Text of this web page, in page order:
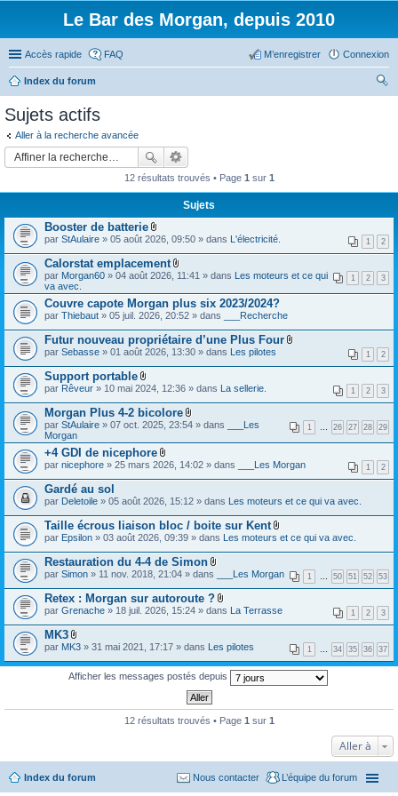
Le Bar des Morgan, depuis 2010
Accès rapide FAQ Connexion
M’enregistrer
Index du forum
Sujets actifs
Aller à la recherche avancée
12 résultats trouvés • Page 1 sur 1
Sujets
Booster de batterie
F
c
h
i
r
(
s
)
j
o
i
(
s
)
1 2
par StAulaire » 05 août 2026, 09:50 » dans L'électricité.
Calorstat emplacement
F
c
h
i
r
(
s
)
o
i
n
t
s
1 2 3
par Morgan60 » 04 août 2026, 11:41 » dans Les moteurs et ce qui
va avec.
Couvre capote Morgan plus six 2023/2024?
par Thiebaut » 05 juil. 2026, 20:52 » dans ___Recherche
Futur nouveau propriétaire d’une Plus Four
c
e
(
s
)
o
i
s
1 2
par Sebasse » 01 août 2026, 13:30 » dans Les pilotes
Support portable
F
c
h
i
r
(
s
)
o
i
n
t
s
)
1 2 3
par Rêveur » 10 mai 2024, 12:36 » dans La sellerie.
Morgan Plus 4-2 bicolore
F
c
i
(
s
)
o
i
n
t
s
)
1 26 27 28 29
par StAulaire » 07 oct. 2025, 23:54 » dans
___Les
Morgan
+4 GDI de nicephore
F
c
e
(
)
j
o
i
n
t
)
1 2
par nicephore » 25 mars 2026, 14:02 » dans ___Les Morgan
Gardé au sol
par Deletoile » 05 août 2026, 15:12 » dans Les moteurs et ce qui va avec.
Taille écrous liaison bloc / boite sur Kent
F
c
i
e
(
i
n
t
par Epsilon » 03 août 2026, 09:39 » dans Les moteurs et ce qui va avec.
Restauration du 4-4 de Simon
i
c
h
i
e
(
)
j
n
1 50 51 52 53
par Simon » 11 nov. 2018, 21:04 » dans ___Les Morgan
Retex : Morgan sur autoroute ?
F
c
e
(
o
s
1 2 3
par Grenache » 18 juil. 2026, 15:24 » dans La Terrasse
MK3
F
c
h
r
o
n
t
1 34 35 36 37
par MK3 » 31 mai 2021, 17:17 » dans Les pilotes
Afficher les messages postés depuis
12 résultats trouvés • Page 1 sur 1
Aller à
Index du forum L’équipe du forum
Nous contacter